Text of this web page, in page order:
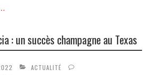
: un succès champagne au Texas
ACTUALITÉ